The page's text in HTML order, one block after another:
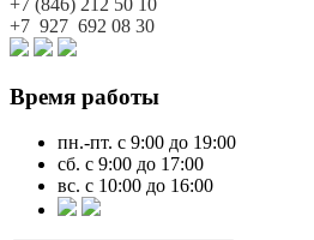
+7 927 692 08 30
Время работы
пн.-пт. с 9:00 до 19:00
сб. с 9:00 до 17:00
вс. с 10:00 до 16:00